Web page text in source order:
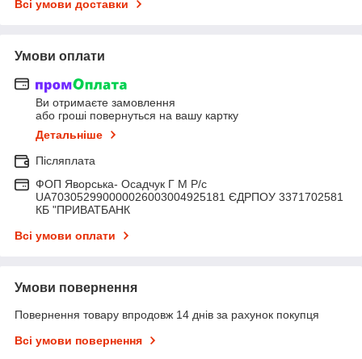
Всі умови доставки
Умови оплати
Ви отримаєте замовлення
або гроші повернуться на вашу картку
Детальніше
Післяплата
ФОП Яворська- Осадчук Г М Р/c
UA703052990000026003004925181 ЄДРПОУ 3371702581
КБ "ПРИВАТБАНК
Всі умови оплати
Умови повернення
Повернення товару впродовж 14 днів за рахунок покупця
Всі умови повернення